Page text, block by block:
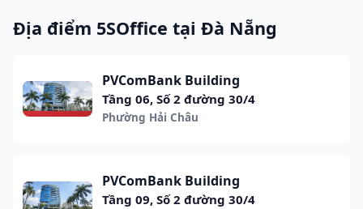
Địa điểm 5SOffice tại Đà Nẵng
PVComBank Building
Tầng 06, Số 2 đường 30/4
Phường Hải Châu
PVComBank Building
Tầng 09, Số 2 đường 30/4